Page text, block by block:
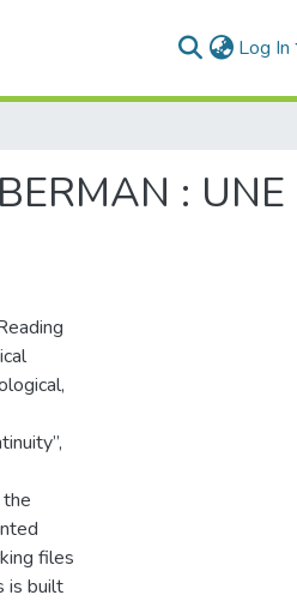
Log In
: UNE
files
is built